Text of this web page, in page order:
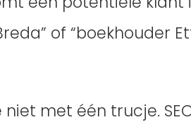
of “boekhouder
niet met één trucje.